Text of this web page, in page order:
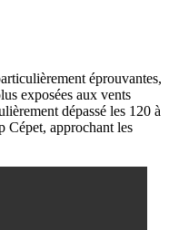
éprouvantes,
exposées aux vents
dépassé les 120 à
Cépet, approchant les